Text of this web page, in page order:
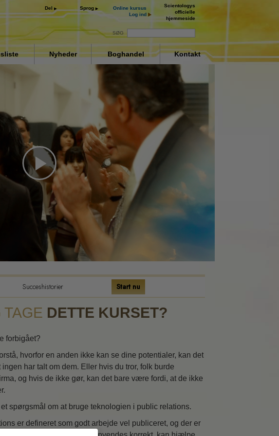
Del Sprog
Online kursus
Log ind
Scientologys
officielle
hjemmeside
SØG
på stoffer
ved sygdomme og
grundlag
til undertrykkelse
dynamikker
om public
man løser konflikter
og ærlighed
til hjælp mod de
Nyheder Boghandel Kontakt
Play
Video
Succeshistorier Start nu
DETTE KURSET?
forbigået?
hvorfor en anden ikke kan se dine potentialer, kan det
har talt om dem. Eller hvis du tror, folk burde
og hvis de ikke gør, kan det bare være fordi, at de ikke
spørgsmål om at bruge teknologien i public relations.
er defineret som godt arbejde vel publiceret, og der er